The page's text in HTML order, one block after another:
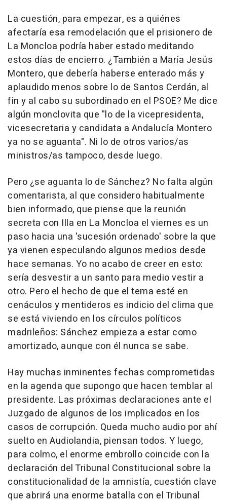
La cuestión, para empezar, es a quiénes
afectaría esa remodelación que el prisionero de
La Moncloa podría haber estado meditando
estos días de encierro. ¿También a María Jesús
Montero, que debería haberse enterado más y
aplaudido menos sobre lo de Santos Cerdán, al
fin y al cabo su subordinado en el PSOE? Me dice
algún monclovita que "lo de la vicepresidenta,
vicesecretaria y candidata a Andalucía Montero
ya no se aguanta". Ni lo de otros varios/as
ministros/as tampoco, desde luego.
Pero ¿se aguanta lo de Sánchez? No falta algún
comentarista, al que considero habitualmente
bien informado, que piense que la reunión
secreta con Illa en La Moncloa el viernes es un
paso hacia una 'sucesión ordenado' sobre la que
ya vienen especulando algunos medios desde
hace semanas. Yo no acabo de creer en esto:
sería desvestir a un santo para medio vestir a
otro. Pero el hecho de que el tema esté en
cenáculos y mentideros es indicio del clima que
se está viviendo en los círculos políticos
madrileños: Sánchez empieza a estar como
amortizado, aunque con él nunca se sabe.
Hay muchas inminentes fechas comprometidas
en la agenda que supongo que hacen temblar al
presidente. Las próximas declaraciones ante el
Juzgado de algunos de los implicados en los
casos de corrupción. Queda mucho audio por ahí
suelto en Audiolandia, piensan todos. Y luego,
para colmo, el enorme embrollo coincide con la
declaración del Tribunal Constitucional sobre la
constitucionalidad de la amnistía, cuestión clave
que abrirá una enorme batalla con el Tribunal